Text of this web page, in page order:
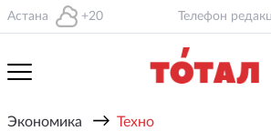
Астана +20 Телефон
Экономика → Техно